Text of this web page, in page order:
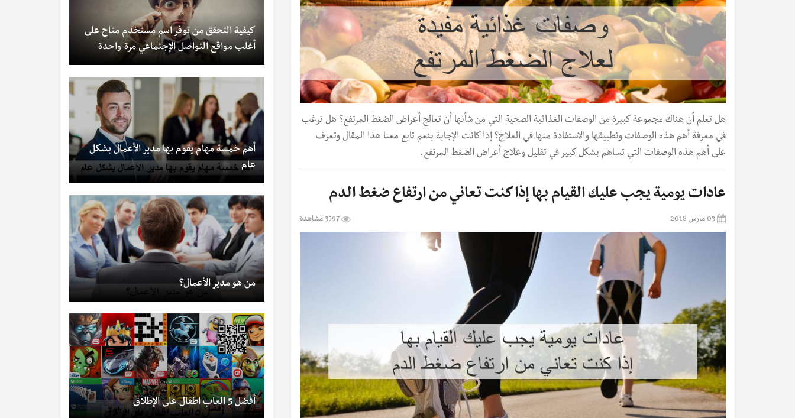
هل تعلم أن هناك مجموعة كبيرة من الوصفات الغذائية الصحية التي من شأنها أن تعالج أعراض الضغط المرتفع؟ هل ترغب
في معرفة أهم هذه الوصفات وتطبيقها والاستفادة منها في العلاج؟ إذا كانت الإجابة بنعم تابع معنا هذا المقال وتعرف
على أهم هذه الوصفات التي تساهم بشكل كبير في تقليل وعلاج أعراض الضغط المرتفع.
عادات يومية يجب عليك القيام بها إذا كنت تعاني من ارتفاع ضغط الدم
03 مارس 2018 3597 مشاهدة
كيفية التحقق من توفر اسم مستخدم متاح على
أغلب مواقع التواصل الإجتماعي مرة واحدة
أهم خمسة مهام يقوم بها مدير الأعمال بشكل
عام
من هو مدير الأعمال؟
أفضل 5 العاب اطفال على الإطلاق